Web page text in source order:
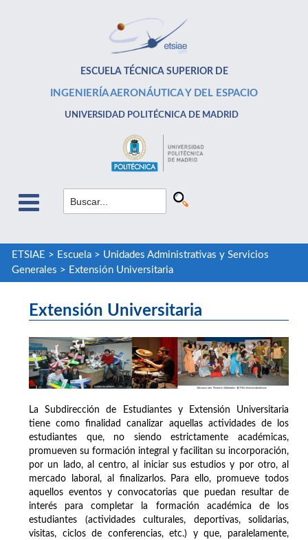
ESCUELA TÉCNICA SUPERIOR DE
INGENIERÍA AERONÁUTICA Y DEL ESPACIO
UNIVERSIDAD POLITÉCNICA DE MADRID
ETSIAE > Escuela> Unidades Administrativas y Servicios
Generales > Extensión Universitaria
Extensión Universitaria
La Subdirección de Estudiantes y Extensión Universitaria
tiene como finalidad canalizar aquellas actividades de los
estudiantes que, no siendo estrictamente académicas,
promueven su formación integral y facilitan su incorporación,
por un lado, al centro, al iniciar sus estudios y por otro, al
mercado laboral, al finalizarlos. Para ello, promueve todos
aquellos eventos y convocatorias que puedan resultar de
interés para completar la formación académica de los
estudiantes (actividades culturales, deportivas, solidarias,
visitas, ciclos de conferencias, etc.) y que, paralelamente,